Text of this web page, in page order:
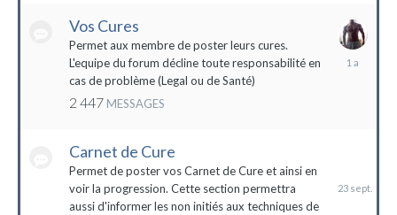
Vos Cures
Permet aux membre de poster leurs cures.
L'equipe du forum décline toute responsabilité en
cas de problème (Legal ou de Santé)
2 447 MESSAGES
28
Carnet de Cure
Permet de poster vos Carnet de Cure et ainsi en
voir la progression. Cette section permettra
aussi d'informer les non initiés aux techniques de
2023